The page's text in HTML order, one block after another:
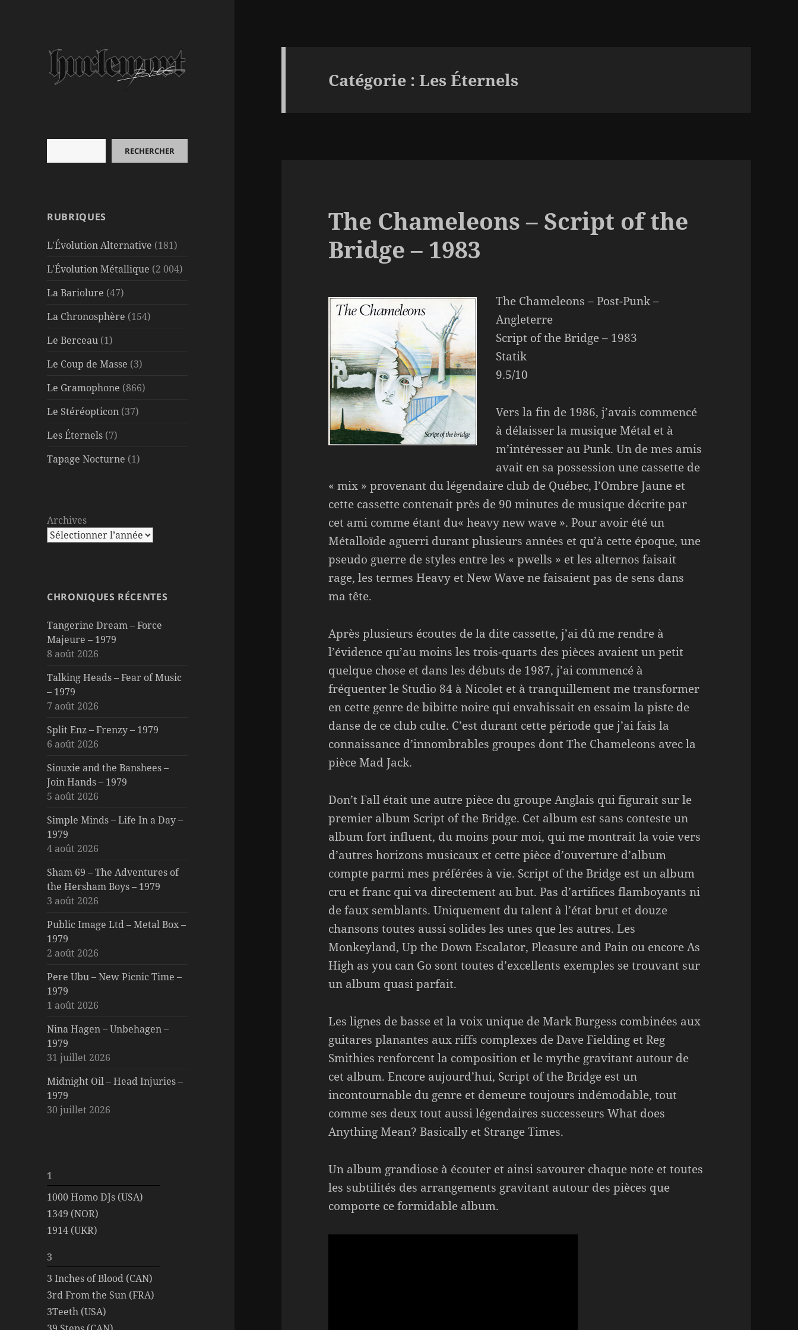
RECHERCHER
RUBRIQUES
L'Évolution Alternative (181)
L'Évolution Métallique (2 004)
La Bariolure (47)
La Chronosphère (154)
Le Berceau (1)
Le Coup de Masse (3)
Le Gramophone (866)
Le Stéréopticon (37)
Les Éternels (7)
Tapage Nocturne (1)
Archives
CHRONIQUES RÉCENTES
Tangerine Dream – Force
Majeure – 1979
8 août 2026
Talking Heads – Fear of Music
– 1979
7 août 2026
Split Enz – Frenzy – 1979
6 août 2026
Siouxie and the Banshees –
Join Hands – 1979
5 août 2026
Simple Minds – Life In a Day –
1979
4 août 2026
Sham 69 – The Adventures of
the Hersham Boys – 1979
3 août 2026
Public Image Ltd – Metal Box –
1979
2 août 2026
Pere Ubu – New Picnic Time –
1979
1 août 2026
Nina Hagen – Unbehagen –
1979
31 juillet 2026
Midnight Oil – Head Injuries –
1979
30 juillet 2026
1
1000 Homo DJs (USA)
1349 (NOR)
1914 (UKR)
3
3 Inches of Blood (CAN)
3rd From the Sun (FRA)
3Teeth (USA)
Catégorie :Les Éternels
The Chameleons – Script of the
Bridge – 1983
The Chameleons – Post-Punk –
Angleterre
Script of the Bridge – 1983
Statik
9.5/10
Vers la fin de 1986, j’avais commencé
à délaisser la musique Métal et à
m’intéresser au Punk. Un de mes amis
avait en sa possession une cassette de
« mix » provenant du légendaire club de Québec, l’Ombre Jaune et
cette cassette contenait près de 90 minutes de musique décrite par
cet ami comme étant du« heavy new wave ». Pour avoir été un
Métalloïde aguerri durant plusieurs années et qu’à cette époque, une
pseudo guerre de styles entre les « pwells » et les alternos faisait
rage, les termes Heavy et New Wave ne faisaient pas de sens dans
ma tête.
Après plusieurs écoutes de la dite cassette, j’ai dû me rendre à
l’évidence qu’au moins les trois-quarts des pièces avaient un petit
quelque chose et dans les débuts de 1987, j’ai commencé à
fréquenter le Studio 84 à Nicolet et à tranquillement me transformer
en cette genre de bibitte noire qui envahissait en essaim la piste de
danse de ce club culte. C’est durant cette période que j’ai fais la
connaissance d’innombrables groupes dont The Chameleons avec la
pièce Mad Jack.
Don’t Fall était une autre pièce du groupe Anglais qui figurait sur le
premier album Script of the Bridge. Cet album est sans conteste un
album fort influent, du moins pour moi, qui me montrait la voie vers
d’autres horizons musicaux et cette pièce d’ouverture d’album
compte parmi mes préférées à vie. Script of the Bridge est un album
cru et franc qui va directement au but. Pas d’artifices flamboyants ni
de faux semblants. Uniquement du talent à l’état brut et douze
chansons toutes aussi solides les unes que les autres. Les
Monkeyland, Up the Down Escalator, Pleasure and Pain ou encore As
High as you can Go sont toutes d’excellents exemples se trouvant sur
un album quasi parfait.
Les lignes de basse et la voix unique de Mark Burgess combinées aux
guitares planantes aux riffs complexes de Dave Fielding et Reg
Smithies renforcent la composition et le mythe gravitant autour de
cet album. Encore aujourd’hui, Script of the Bridge est un
incontournable du genre et demeure toujours indémodable, tout
comme ses deux tout aussi légendaires successeurs What does
Anything Mean? Basically et Strange Times.
Un album grandiose à écouter et ainsi savourer chaque note et toutes
les subtilités des arrangements gravitant autour des pièces que
comporte ce formidable album.